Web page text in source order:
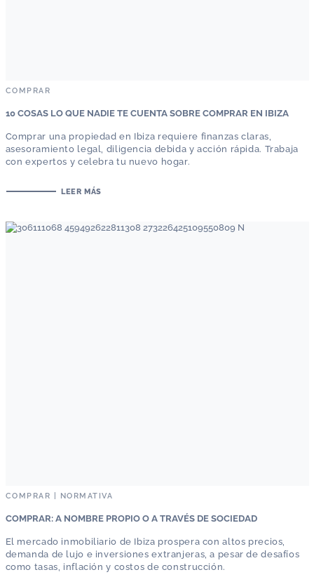
COMPRAR
10 COSAS LO QUE NADIE TE CUENTA SOBRE COMPRAR EN IBIZA
Comprar una propiedad en Ibiza requiere finanzas claras,
asesoramiento legal, diligencia debida y acción rápida. Trabaja
con expertos y celebra tu nuevo hogar.
LEER MÁS
COMPRAR NORMATIVA
COMPRAR: A NOMBRE PROPIO O A TRAVÉS DE SOCIEDAD
El mercado inmobiliario de Ibiza prospera con altos precios,
demanda de lujo e inversiones extranjeras, a pesar de desafíos
como tasas, inflación y costos de construcción.